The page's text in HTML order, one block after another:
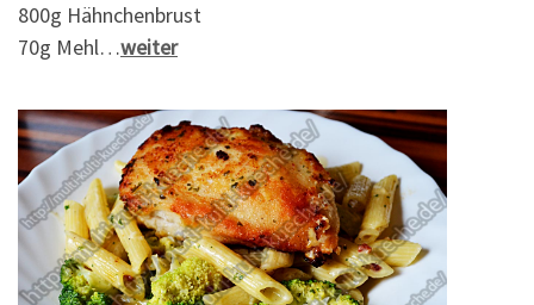
800g Hähnchenbrust
70g Mehl…weiter